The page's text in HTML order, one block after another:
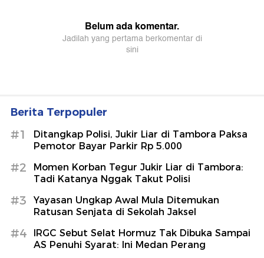
Berita Terpopuler
#1
Ditangkap Polisi, Jukir Liar di Tambora Paksa
Pemotor Bayar Parkir Rp 5.000
#2
Momen Korban Tegur Jukir Liar di Tambora:
Tadi Katanya Nggak Takut Polisi
#3
Yayasan Ungkap Awal Mula Ditemukan
Ratusan Senjata di Sekolah Jaksel
#4
IRGC Sebut Selat Hormuz Tak Dibuka Sampai
AS Penuhi Syarat: Ini Medan Perang